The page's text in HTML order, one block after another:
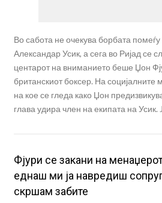
Во сабота не очекува борбата помеѓу
Александар Усик, а сега во Ријад се
центарот на вниманието беше Џон
британскиот боксер. На социјалните
на кое се гледа како Џон
глава удира член на екипата на
Фјури се закани на
еднаш ми ја навредиш
скршам забите